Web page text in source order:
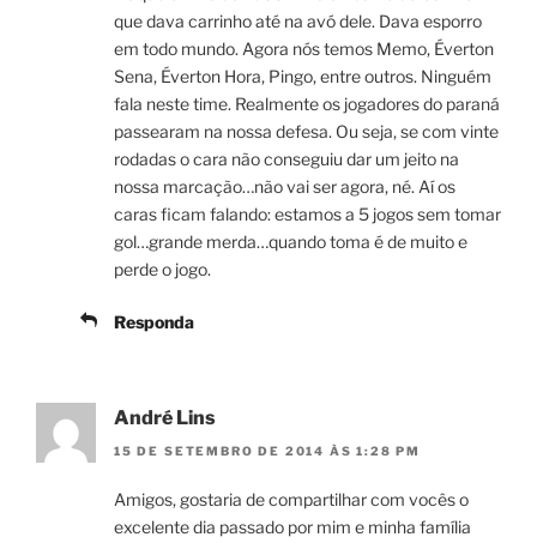
que dava carrinho até na avó dele. Dava esporro
em todo mundo. Agora nós temos Memo, Éverton
Sena, Éverton Hora, Pingo, entre outros. Ninguém
fala neste time. Realmente os jogadores do paraná
passearam na nossa defesa. Ou seja, se com vinte
rodadas o cara não conseguiu dar um jeito na
nossa marcação…não vai ser agora, né. Aí os
caras ficam falando: estamos a 5 jogos sem tomar
gol…grande merda…quando toma é de muito e
perde o jogo.
Responda
André Lins
15 DE SETEMBRO DE 2014 ÀS 1:28 PM
Amigos, gostaria de compartilhar com vocês o
excelente dia passado por mim e minha família